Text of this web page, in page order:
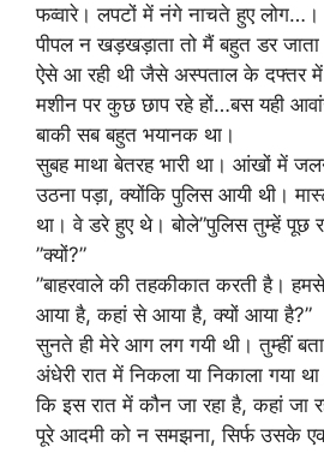
फव्वारे। लपटों में नंगे नाचते हुए लोग…।
पीपल न खड़खड़ाता तो मैं बहुत डर
ऐसे आ रही थी जैसे अस्पताल के दफ्तर में
मशीन पर कुछ छाप रहे हों…बस यही
बाकी सब बहुत भयानक था।
सुबह माथा बेतरह भारी था। आंखों में
उठना पड़ा, क्योंकि पुलिस आयी थी।
था। वे डरे हुए थे। बोले”पुलिस तुम्हें पूछ
”क्यों?”
”बाहरवाले की तहकीकात करती है।
आया है, कहां से आया है, क्यों आया है?”
सुनते ही मेरे आग लग गयी थी। तुम्हीं
अंधेरी रात में निकला या निकाला गया
कि इस रात में कौन जा रहा है, कहां जा
पूरे आदमी को न समझना, सिर्फ उसके